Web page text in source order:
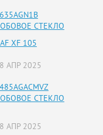
СТЕКЛО
XF 105
АПР 2025
СТЕКЛО
АПР 2025